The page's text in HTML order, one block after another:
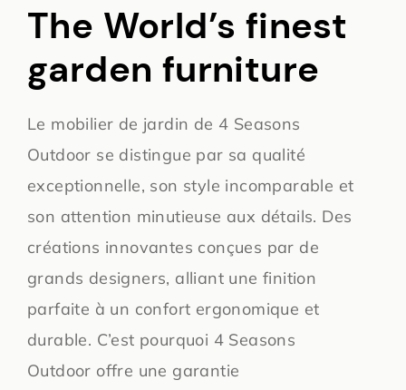
The World’s finest
garden furniture
Le mobilier de jardin de 4 Seasons
Outdoor se distingue par sa qualité
exceptionnelle, son style incomparable et
son attention minutieuse aux détails. Des
créations innovantes conçues par de
grands designers, alliant une finition
parfaite à un confort ergonomique et
durable. C’est pourquoi 4 Seasons
Outdoor offre une garantie